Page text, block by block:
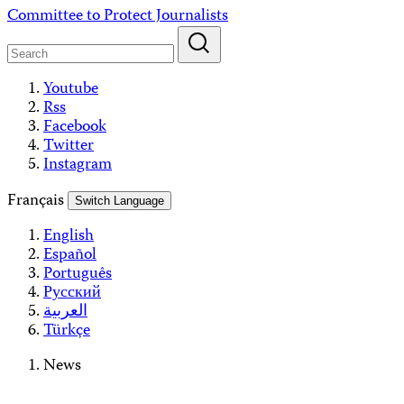
Skip
content
Committee to Protect Journalists
Youtube
Rss
Facebook
Twitter
Instagram
Français
Switch Language
English
Español
Português
Русский
العربية
Türkçe
News